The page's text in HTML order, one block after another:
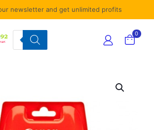
newsletter and get unlimited profits
Products
search
0